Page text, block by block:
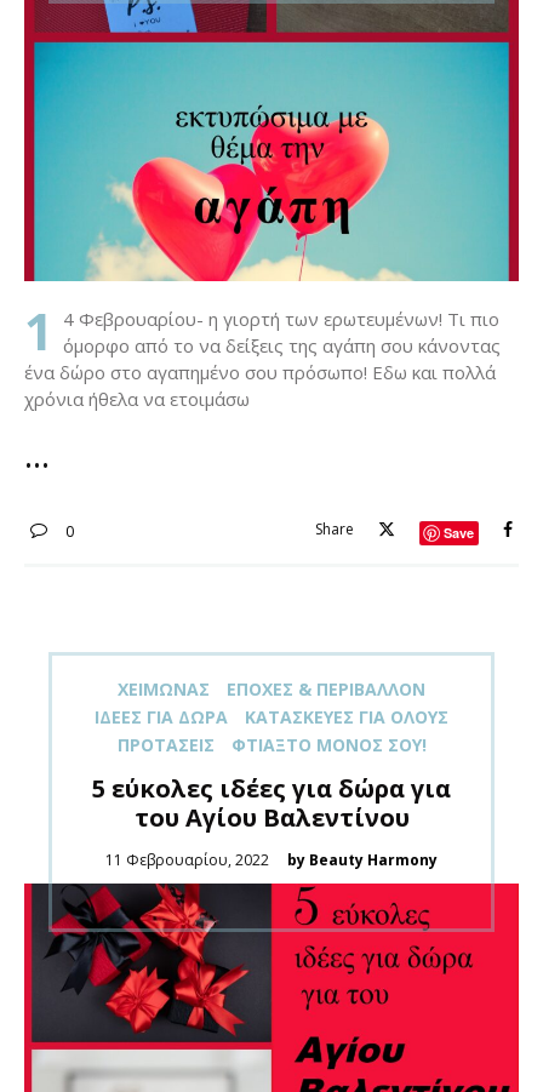
1
4 Φεβρουαρίου- η γιορτή των ερωτευμένων! Τι πιο
όμορφο από το να δείξεις της αγάπη σου κάνοντας
ένα δώρο στο αγαπημένο σου πρόσωπο! Εδω και πολλά
χρόνια ήθελα να ετοιμάσω
0 Share Save
XΕΙΜΏΝΑΣ
ΕΠΟΧΈΣ & ΠΕΡΙΒΆΛΛΟΝ
ΙΔΈΕΣ ΓΙΑ ΔΏΡΑ
ΚΑΤΑΣΚΕΥΈΣ ΓΙΑ ΌΛOΥΣ
ΠΡΟΤΆΣΕΙΣ
ΦΤΙΆΞΤΟ ΜΌΝΟΣ ΣΟΥ!
5 εύκολες ιδέες για δώρα για
του Αγίου Βαλεντίνου
Posted
11 Φεβρουαρίου, 2022 by Beauty Harmony